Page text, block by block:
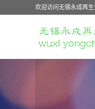
欢迎访问无锡永成再